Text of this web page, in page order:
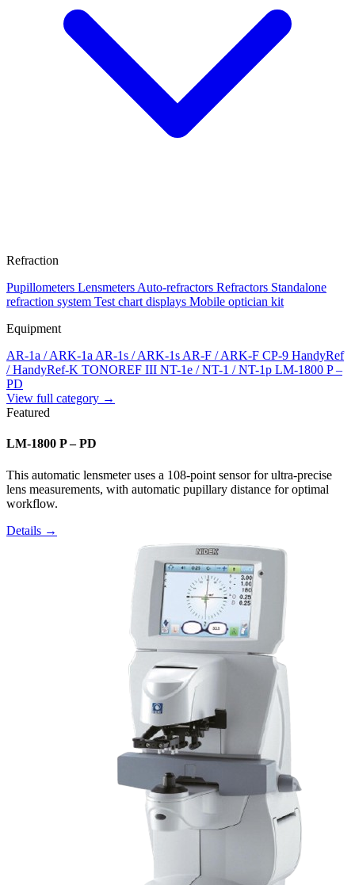
Refraction
Pupillometers Lensmeters Auto-refractors Refractors Standalone
refraction system Test chart displays Mobile optician kit
Equipment
AR-1a / ARK-1a AR-1s / ARK-1s AR-F / ARK-F CP-9 HandyRef
/ HandyRef-K TONOREF III NT-1e / NT-1 / NT-1p LM-1800 P –
PD
View full category →
Featured
LM-1800 P – PD
This automatic lensmeter uses a 108-point sensor for ultra-precise
lens measurements, with automatic pupillary distance for optimal
workflow.
Details →